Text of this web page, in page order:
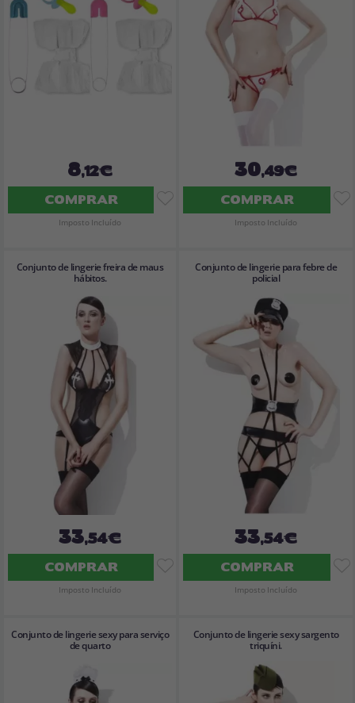
8,12€
COMPRAR
Imposto Incluído
30,49€
COMPRAR
Imposto Incluído
Conjunto de lingerie freira de maus
hábitos.
33,54€
COMPRAR
Imposto Incluído
Conjunto de lingerie para febre de
policial
33,54€
COMPRAR
Imposto Incluído
Conjunto de lingerie sexy para serviço
de quarto
Conjunto de lingerie sexy sargento
triquíni.